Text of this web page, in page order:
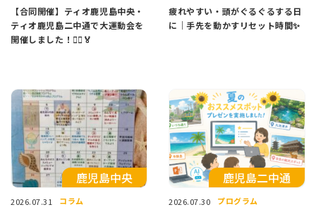
【合同開催】ティオ鹿児島中央・
ティオ鹿児島二中通で大運動会を
開催しました！🏃‍♂️🏅
疲れやすい・頭がぐるぐるする日
に｜手先を動かすリセット時間✨
⿅児島中央
2026.07.31 コラム
鹿児島二中通
2026.07.30 プログラム